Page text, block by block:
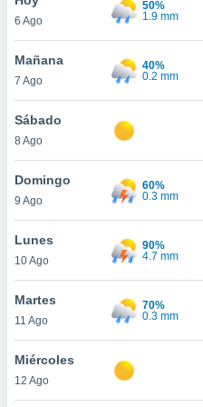
y
en
más
de
6 Ago
50%
1.9 mm
Mañana
7 Ago
40%
0.2 mm
Sábado
8 Ago
Domingo
9 Ago
60%
0.3 mm
Lunes
10 Ago
90%
4.7 mm
Martes
11 Ago
70%
0.3 mm
Miércoles
12 Ago